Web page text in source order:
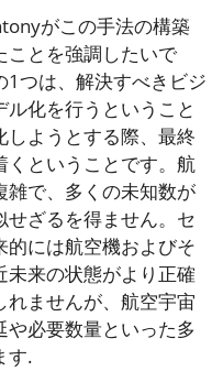
がこの手法の構築
ことを強調したいで
つは、解決すべきビジ
化を行うということ
しようとする際、最終
くということです。航
雑で、多くの未知数が
ざるを得ません。セ
的には航空機およびそ
来の状態がより正確
れませんが、航空宇宙
必要数量といった多
す.